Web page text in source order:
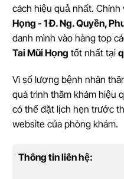
cách hiệu quả nhất. Chính
Họng - 1 Đ. Ng. Quyền,
danh mình vào hàng top
Tai Mũi Họng tốt nhất tại
Vì số lượng bệnh nhân
quá trình thăm khám hiệu
có thể đặt lịch hẹn trước
website của phòng khám.
Thông tin liên hệ: